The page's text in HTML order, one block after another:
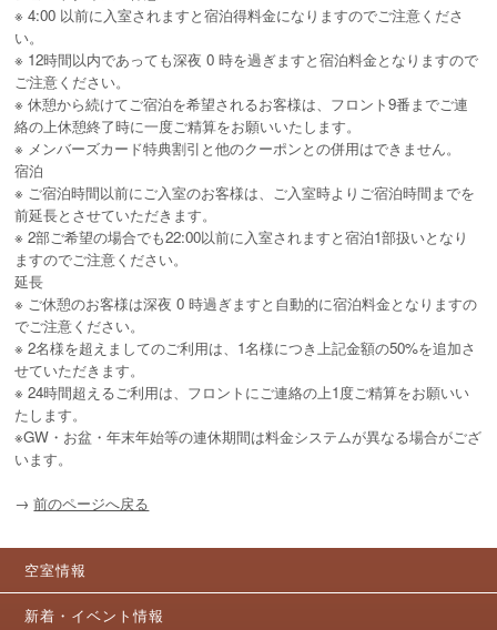
※ 4:00 以前に入室されますと宿泊得料金になりますのでご注意くださ
い。
※ 12時間以内であっても深夜 0 時を過ぎますと宿泊料金となりますので
ご注意ください。
※ 休憩から続けてご宿泊を希望されるお客様は、フロント9番までご連
絡の上休憩終了時に一度ご精算をお願いいたします。
※ メンバーズカード特典割引と他のクーポンとの併用はできません。
宿泊
※ ご宿泊時間以前にご入室のお客様は、ご入室時よりご宿泊時間までを
前延長とさせていただきます。
※ 2部ご希望の場合でも22:00以前に入室されますと宿泊1部扱いとなり
ますのでご注意ください。
延長
※ ご休憩のお客様は深夜 0 時過ぎますと自動的に宿泊料金となりますの
でご注意ください。
※ 2名様を超えましてのご利用は、1名様につき上記金額の50%を追加さ
せていただきます。
※ 24時間超えるご利用は、フロントにご連絡の上1度ご精算をお願いい
たします。
※GW・お盆・年末年始等の連休期間は料金システムが異なる場合がござ
→ 前のページへ戻る
空室情報
新着・イベント情報